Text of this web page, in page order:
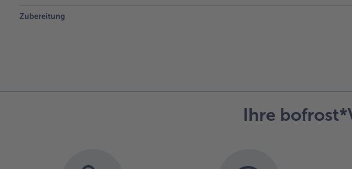
Zubereitung
Ihre